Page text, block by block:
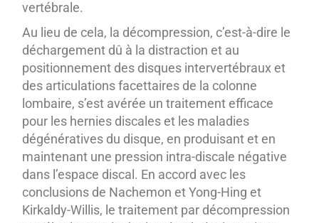
vertébrale.
Au lieu de cela, la décompression, c’est-à-dire le
déchargement dû à la distraction et au
positionnement des disques intervertébraux et
des articulations facettaires de la colonne
lombaire, s’est avérée un traitement efficace
pour les hernies discales et les maladies
dégénératives du disque, en produisant et en
maintenant une pression intra-discale négative
dans l’espace discal. En accord avec les
conclusions de Nachemon et Yong-Hing et
Kirkaldy-Willis, le traitement par décompression